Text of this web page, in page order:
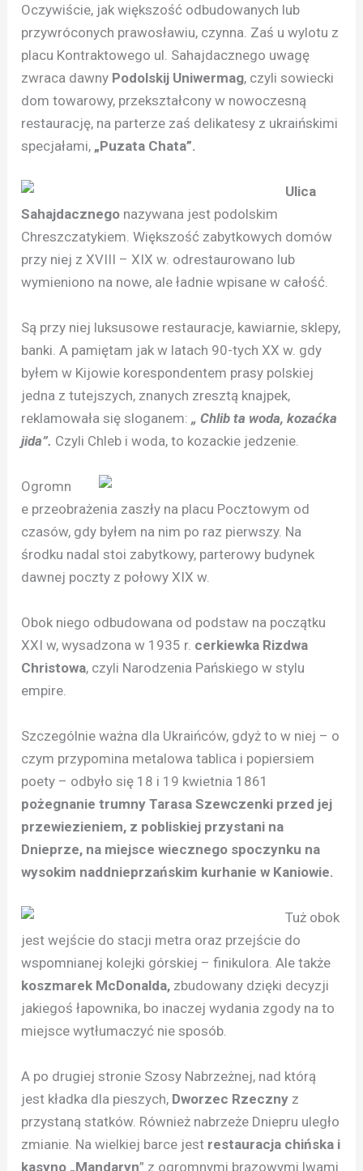
Oczywiście, jak większość odbudowanych lub
przywróconych prawosławiu, czynna. Zaś u wylotu z
placu Kontraktowego ul. Sahajdacznego uwagę
zwraca dawny Podolskij Uniwermag, czyli sowiecki
dom towarowy, przekształcony w nowoczesną
restaurację, na parterze zaś delikatesy z ukraińskimi
specjałami, „Puzata Chata”.
Ulica
Sahajdacznego nazywana jest podolskim
Chreszczatykiem. Większość zabytkowych domów
przy niej z XVIII – XIX w. odrestaurowano lub
wymieniono na nowe, ale ładnie wpisane w całość.
Są przy niej luksusowe restauracje, kawiarnie, sklepy,
banki. A pamiętam jak w latach 90-tych XX w. gdy
byłem w Kijowie korespondentem prasy polskiej
jedna z tutejszych, znanych zresztą knajpek,
reklamowała się sloganem: „ Chlib ta woda, kozaćka
jida”. Czyli Chleb i woda, to kozackie jedzenie.
Ogromn
e przeobrażenia zaszły na placu Pocztowym od
czasów, gdy byłem na nim po raz pierwszy. Na
środku nadal stoi zabytkowy, parterowy budynek
dawnej poczty z połowy XIX w.
Obok niego odbudowana od podstaw na początku
XXI w, wysadzona w 1935 r. cerkiewka Rizdwa
Christowa, czyli Narodzenia Pańskiego w stylu
empire.
Szczególnie ważna dla Ukraińców, gdyż to w niej – o
czym przypomina metalowa tablica i popiersiem
poety – odbyło się 18 i 19 kwietnia 1861
pożegnanie trumny Tarasa Szewczenki przed jej
przewiezieniem, z pobliskiej przystani na
Dnieprze, na miejsce wiecznego spoczynku na
wysokim naddnieprzańskim kurhanie w Kaniowie.
Tuż obok
jest wejście do stacji metra oraz przejście do
wspomnianej kolejki górskiej – finikulora. Ale także
koszmarek McDonalda, zbudowany dzięki decyzji
jakiegoś łapownika, bo inaczej wydania zgody na to
miejsce wytłumaczyć nie sposób.
A po drugiej stronie Szosy Nabrzeżnej, nad którą
jest kładka dla pieszych, Dworzec Rzeczny z
przystaną statków. Również nabrzeże Dniepru uległo
zmianie. Na wielkiej barce jest restauracja chińska i
kasyno „Mandaryn” z ogromnymi brązowymi lwami